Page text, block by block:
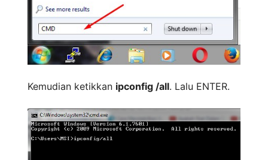
Kemudian ketikkan ipconfig /all. Lalu ENTER.